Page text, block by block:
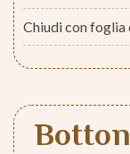
Chiudi con foglia